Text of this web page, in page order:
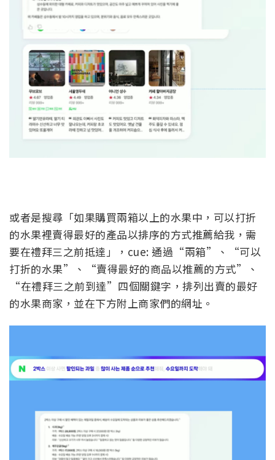
或者是搜尋「如果購買兩箱以上的水果中，可以打折
的水果裡賣得最好的產品以排序的方式推薦給我，需
要在禮拜三之前抵達」，cue: 通過“兩箱”、“可以
打折的水果”、“賣得最好的商品以推薦的方式”、
“在禮拜三之前到達”四個關鍵字，排列出賣的最好
的水果商家，並在下方附上商家們的網址。